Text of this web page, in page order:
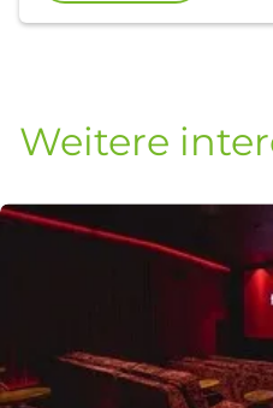
Action und Adrenalin
Weitere